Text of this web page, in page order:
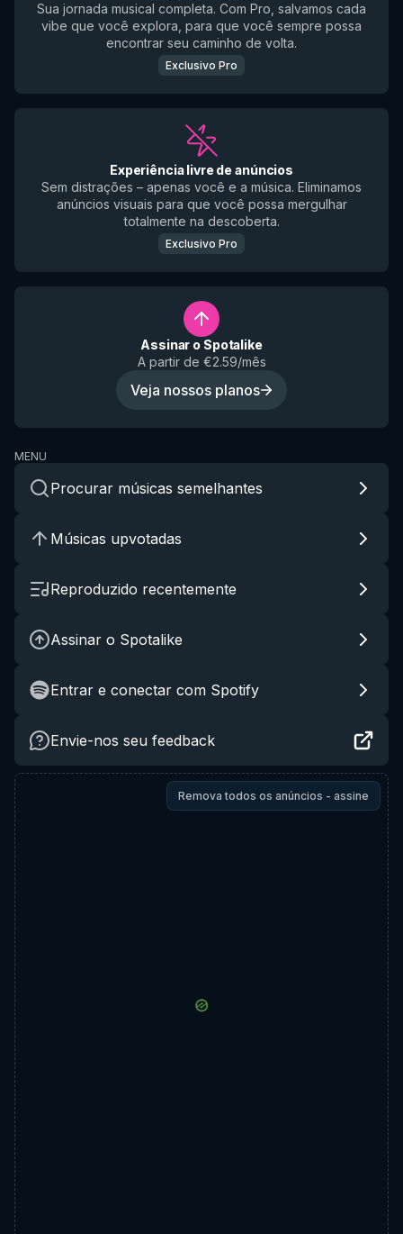
Sua jornada musical completa. Com Pro, salvamos cada
vibe que você explora, para que você sempre possa
encontrar seu caminho de volta.
Exclusivo Pro
Experiência livre de anúncios
Sem distrações – apenas você e a música. Eliminamos
anúncios visuais para que você possa mergulhar
totalmente na descoberta.
Exclusivo Pro
Assinar o Spotalike
A partir de €2.59/mês
Veja nossos planos
MENU
Procurar músicas semelhantes
Músicas upvotadas
Reproduzido recentemente
Assinar o Spotalike
Entrar e conectar com Spotify
Envie-nos seu feedback
Remova todos os anúncios - assine